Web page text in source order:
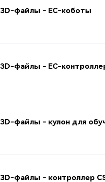
3D-файлы - EC-коботы
3D-файлы - EC-
3D-файлы - кулон для
3D-файлы - контроллер